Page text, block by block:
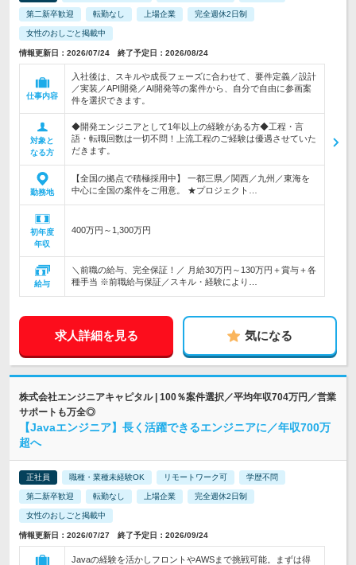
第二新卒歓迎 転勤なし 上場企業 完全週休2日制
女性のおしごと掲載中
情報更新日：2026/07/24 終了予定日：2026/08/24
仕事内容
入社後は、スキルや成長フェーズに合わせて、要件定義／設計
／実装／API開発／AI開発等の案件から、自分で自由に参画案
件を選択できます。
対象と
なる方
◆開発エンジニアとして1年以上の経験がある方◆工程・言
語・転職回数は一切不問！上流工程のご経験は優遇させていた
だきます。
勤務地
【全国の拠点で積極採用中】 一都三県／関西／九州／東海を
中心に全国の案件をご用意。 ★プロジェクト…
初年度
年収
400万円～1,300万円
給与
＼前職の給与、完全保証！／ 月給30万円～130万円＋賞与＋各
種手当 ※前職給与保証／スキル・経験により…
求人詳細を見る 気になる
株式会社エンジニアキャピタル | 100％案件選択／平均年収704万円／営業
サポートも万全◎
【Javaエンジニア】長く活躍できるエンジニアに／年収700万
超へ
正社員 職種・業種未経験OK リモートワーク可 学歴不問
第二新卒歓迎 転勤なし 上場企業 完全週休2日制
女性のおしごと掲載中
情報更新日：2026/07/27 終了予定日：2026/09/24
Javaの経験を活かしフロントやAWSまで挑戦可能。まずは得